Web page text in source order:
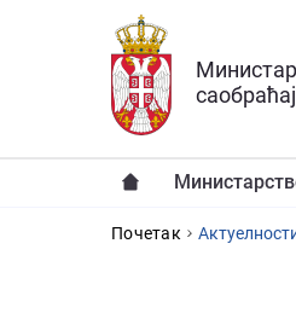
Прескочи на главни део садржаја
YOU ARE HERE
Почетак